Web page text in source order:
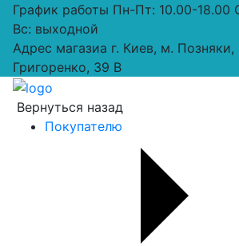
График работы Пн-Пт: 10.00-18.00
Вс: выходной
Адрес магазиа г. Киев, м.
Григоренко, 39 В
Вернуться назад
Покупателю